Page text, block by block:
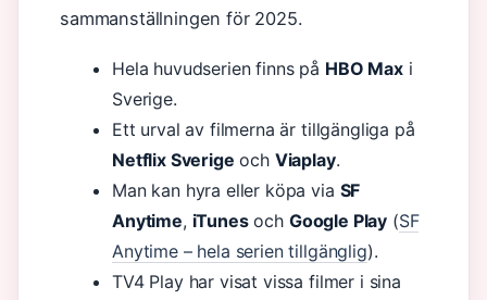
sammanställningen för 2025.
Hela huvudserien finns på HBO Maxi
Sverige.
Ett urval av filmerna är tillgängliga på
Netflix Sverige och Viaplay.
Man kan hyra eller köpa via SF
Anytime, iTunesoch Google Play (SF
Anytime – hela serien tillgänglig).
TV4 Play har visat vissa filmer i sina